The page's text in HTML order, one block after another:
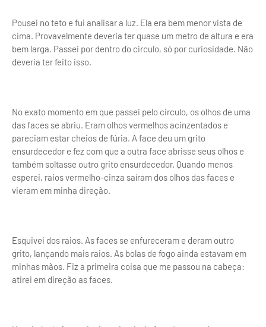
Pousei no teto e fui analisar a luz. Ela era bem menor vista de
cima. Provavelmente deveria ter quase um metro de altura e era
bem larga. Passei por dentro do circulo, só por curiosidade. Não
deveria ter feito isso.
No exato momento em que passei pelo circulo, os olhos de uma
das faces se abriu. Eram olhos vermelhos acinzentados e
pareciam estar cheios de fúria. A face deu um grito
ensurdecedor e fez com que a outra face abrisse seus olhos e
também soltasse outro grito ensurdecedor. Quando menos
esperei, raios vermelho-cinza saíram dos olhos das faces e
vieram em minha direção.
Esquivei dos raios. As faces se enfureceram e deram outro
grito, lançando mais raios. As bolas de fogo ainda estavam em
minhas mãos. Fiz a primeira coisa que me passou na cabeça:
atirei em direção as faces.